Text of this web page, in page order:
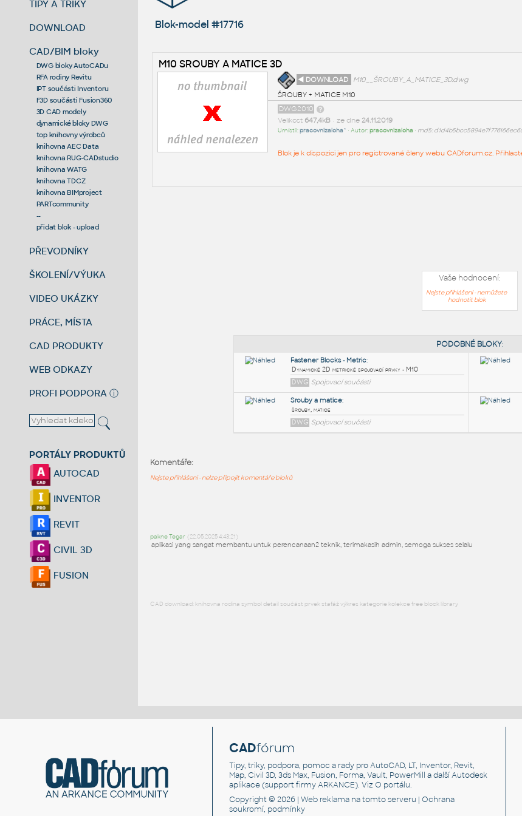
TIPY A TRIKY
DOWNLOAD
CAD/BIM bloky
DWG bloky AutoCADu
RFA rodiny Revitu
IPT součásti Inventoru
F3D součásti Fusion360
3D CAD modely
dynamické bloky DWG
top knihovny výrobců
knihovna AEC Data
knihovna RUG-CADstudio
knihovna WATG
knihovna TDCZ
knihovna BIMproject
PARTcommunity
--
přidat blok - upload
PŘEVODNÍKY
ŠKOLENÍ/VÝUKA
VIDEO UKÁZKY
PRÁCE, MÍSTA
CAD PRODUKTY
WEB ODKAZY
PROFI PODPORA ⓘ
PORTÁLY PRODUKTŮ
AUTOCAD
INVENTOR
REVIT
CIVIL 3D
FUSION
Blok-model #17716
M10 SROUBY A MATICE 3D
◄ DOWNLOAD
M10__ŠROUBY_A_MATICE_3D.dwg
ŠROUBY + MATICE M10
DWG2010
Velikost 647,4kB• ze dne 24.11.2019
Umístil:pracovnizaloha^ • Autor:pracovnizaloha • md5:
Blok je k dispozici jen pro registrované členy webu CADforum.cz.
Vaše hodnocení:
Nejste přihlášeni - nemůžete
hodnotit blok
DWG Spojovací součásti
Komentáře:
Nejste přihlášeni - nelze připojit komentáře bloků
pakne Tegar (22.05.2025 4:43:21)
aplikasi yang sangat membantu untuk perencanaan2 teknik, terimakasih admin, semoga sukses selalu
CAD download: knihovna rodina symbol detail součást prvek stafáž výkres kategorie kolekce free block library
CADfórum
Tipy, triky, podpora, pomoc a rady pro AutoCAD, LT, Inventor, Revit,
Map, Civil 3D, 3ds Max, Fusion, Forma, Vault, PowerMill a další Autodesk
aplikace (support firmy ARKANCE). VizO portálu.
Copyright © 2026 |Web reklama na tomto serveru |Ochrana
soukromí, podmínky